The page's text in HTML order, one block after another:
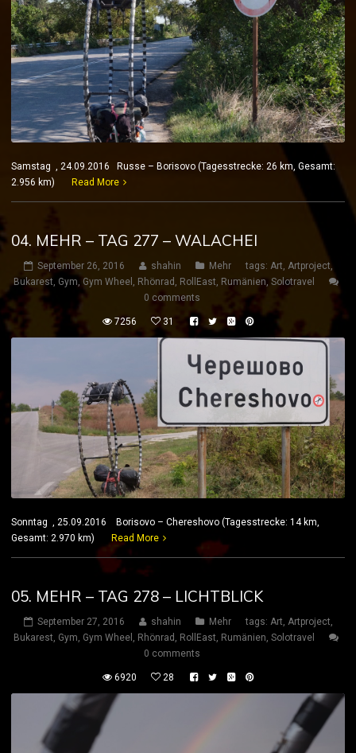
Samstag , 24.09.2016 Russe – Borisovo (Tagesstrecke: 26 km, Gesamt:
2.956 km)
Read More
04. MEHR – TAG 277 – WALACHEI
September 26, 2016 shahin Mehr tags: Art, Artproject,
Bukarest, Gym, Gym Wheel , Rhönrad , RollEast, Rumänien, Solotravel
0 comments
7256 31
Sonntag , 25.09.2016 Borisovo – Chereshovo (Tagesstrecke: 14 km,
Gesamt: 2.970 km)
Read More
05. MEHR – TAG 278 – LICHTBLICK
September 27, 2016 shahin Mehr tags: Art, Artproject,
Bukarest, Gym, Gym Wheel , Rhönrad , RollEast, Rumänien, Solotravel
0 comments
6920 28